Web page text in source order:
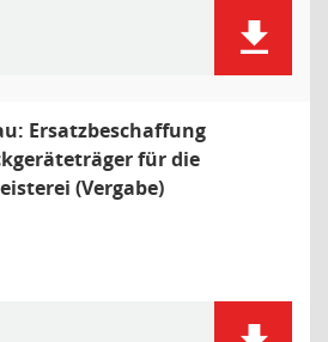
Ersatzbeschaffung
für die
(Vergabe)